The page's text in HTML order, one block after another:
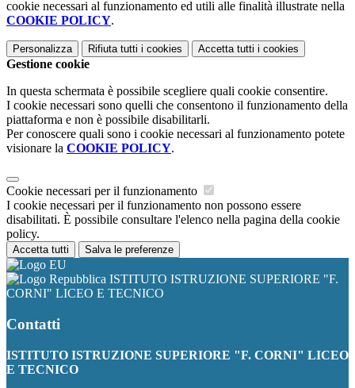
cookie necessari al funzionamento ed utili alle finalità illustrate nella
COOKIE POLICY.
Personalizza Rifiuta tutti i cookies Accetta tutti i cookies
Gestione cookie
In questa schermata è possibile scegliere quali cookie consentire.
I cookie necessari sono quelli che consentono il funzionamento della
piattaforma e non è possibile disabilitarli.
Per conoscere quali sono i cookie necessari al funzionamento potete
visionare la COOKIE POLICY.
Cookie necessari per il funzionamento
I cookie necessari per il funzionamento non possono essere
disabilitati. È possibile consultare l'elenco nella pagina della cookie
policy.
Accetta tutti Salva le preferenze
ISTITUTO ISTRUZIONE SUPERIORE "F.
CORNI" LICEO E TECNICO
Contatti
ISTITUTO ISTRUZIONE SUPERIORE "F. CORNI" LICEO
E TECNICO